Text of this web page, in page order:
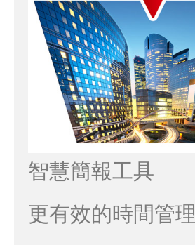
智慧簡報工具
更有效的時間管理